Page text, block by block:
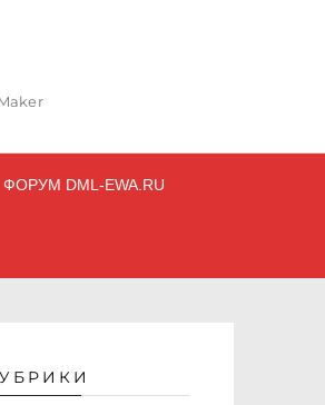
ФОРУМ DML-EWA.RU